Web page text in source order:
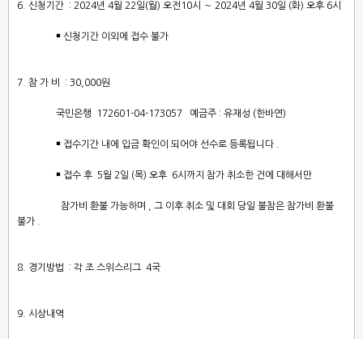
6. 신청기간 : 2024년 4월 22일(월) 오전 10시 ～ 2024년 4월 30일 (화) 오후 6시
￭ 신청기간 이외에 접수 불가
7. 참 가 비 : 30,000원
국민은행 172601-04-173057 예금주 : 유재성 (한바연)
￭ 접수기간 내에 입금 확인이 되어야 선수로 등록됩니다
￭ 접수 후 5월 2일 (목) 오후 6시까지 참가 취소한 건에 대해서만
참가비 환불 가능하며
그 이후 취소 및 대회 당일 불참은 참가비 환불
불가
8. 경기방법 : 각 조 스위스리그 4국
9. 시상내역